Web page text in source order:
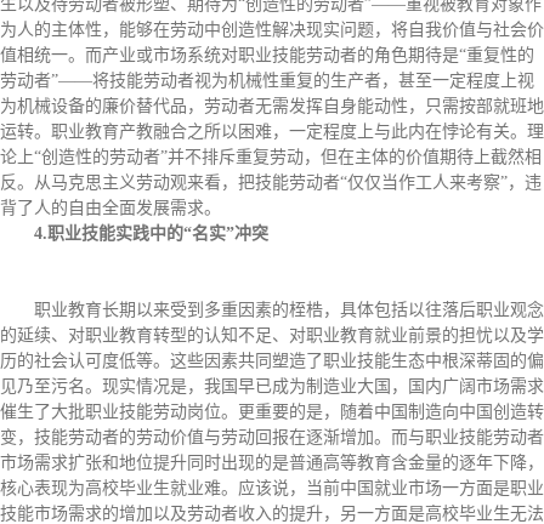
生以及待劳动者被形塑、期待为“创造性的劳动者”——重视被教育对象作
为人的主体性，能够在劳动中创造性解决现实问题，将自我价值与社会价
值相统一。而产业或市场系统对职业技能劳动者的角色期待是“重复性的
劳动者”——将技能劳动者视为机械性重复的生产者，甚至一定程度上视
为机械设备的廉价替代品，劳动者无需发挥自身能动性，只需按部就班地
运转。职业教育产教融合之所以困难，一定程度上与此内在悖论有关。理
论上“创造性的劳动者”并不排斥重复劳动，但在主体的价值期待上截然相
反。从马克思主义劳动观来看，把技能劳动者“仅仅当作工人来考察”，违
背了人的自由全面发展需求。
4.职业技能实践中的“名实”冲突
职业教育长期以来受到多重因素的桎梏，具体包括以往落后职业观念
的延续、对职业教育转型的认知不足、对职业教育就业前景的担忧以及学
历的社会认可度低等。这些因素共同塑造了职业技能生态中根深蒂固的偏
见乃至污名。现实情况是，我国早已成为制造业大国，国内广阔市场需求
催生了大批职业技能劳动岗位。更重要的是，随着中国制造向中国创造转
变，技能劳动者的劳动价值与劳动回报在逐渐增加。而与职业技能劳动者
市场需求扩张和地位提升同时出现的是普通高等教育含金量的逐年下降，
核心表现为高校毕业生就业难。应该说，当前中国就业市场一方面是职业
技能市场需求的增加以及劳动者收入的提升，另一方面是高校毕业生无法